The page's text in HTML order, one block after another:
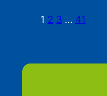
1 2 3 … 41